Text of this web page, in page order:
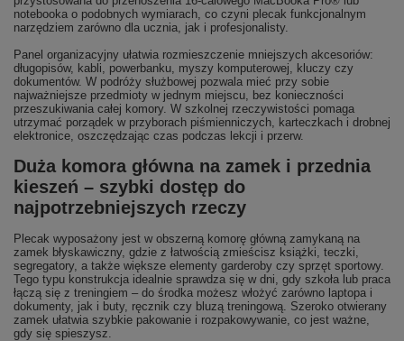
notebooka o podobnych wymiarach, co czyni plecak funkcjonalnym
narzędziem zarówno dla ucznia, jak i profesjonalisty.
Panel organizacyjny ułatwia rozmieszczenie mniejszych akcesoriów:
długopisów, kabli, powerbanku, myszy komputerowej, kluczy czy
dokumentów. W podróży służbowej pozwala mieć przy sobie
najważniejsze przedmioty w jednym miejscu, bez konieczności
przeszukiwania całej komory. W szkolnej rzeczywistości pomaga
utrzymać porządek w przyborach piśmienniczych, karteczkach i drobnej
elektronice, oszczędzając czas podczas lekcji i przerw.
Duża komora główna na zamek i przednia
kieszeń – szybki dostęp do
najpotrzebniejszych rzeczy
Plecak wyposażony jest w obszerną komorę główną zamykaną na
zamek błyskawiczny, gdzie z łatwością zmieścisz książki, teczki,
segregatory, a także większe elementy garderoby czy sprzęt sportowy.
Tego typu konstrukcja idealnie sprawdza się w dni, gdy szkoła lub praca
łączą się z treningiem – do środka możesz włożyć zarówno laptopa i
dokumenty, jak i buty, ręcznik czy bluzą treningową. Szeroko otwierany
zamek ułatwia szybkie pakowanie i rozpakowywanie, co jest ważne,
gdy się spieszysz.